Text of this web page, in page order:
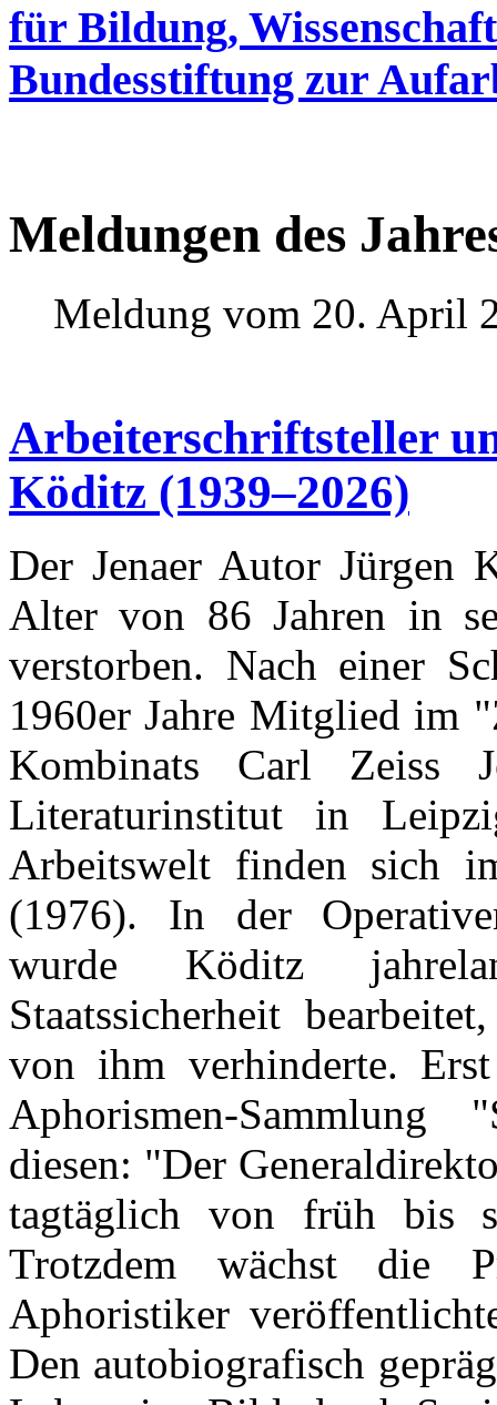
für Bildung,
Bundesstiftung zur
Meldungen des
Meldung vom 20. April
Arbeiterschriftsteller
Köditz (1939–2026)
Der Jenaer Autor
Alter von 86 Jahren in
verstorben. Nach einer
1960er Jahre Mitglied im
Kombinats Carl Zeiss
Literaturinstitut in
Arbeitswelt finden sich
(1976). In der
wurde Köditz
Staatssicherheit
von ihm verhinderte.
Aphorismen-
diesen: "Der
tagtäglich von früh bis
Trotzdem wächst die
Aphoristiker
Den autobiografisch